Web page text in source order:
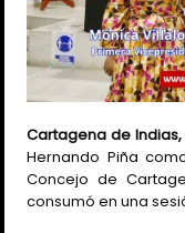
Cartagena de
Hernando Piña
Concejo de
consumó en una